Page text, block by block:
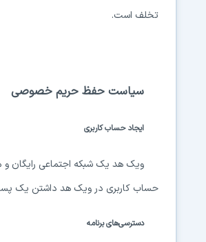
تخلف است.
سیاست حفظ حریم خصوصی
ایجاد حساب کاربری
ویک هد یک شبکه اجتماعی رایگان و
حساب کاربری در ویک هد داشتن یک پست
دسترسی‌های برنامه